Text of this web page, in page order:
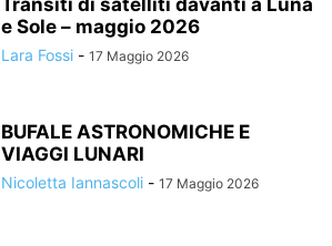
Transiti di satelliti davanti a Luna
e Sole – maggio 2026
Lara Fossi - 17 Maggio 2026
BUFALE ASTRONOMICHE E
VIAGGI LUNARI
Nicoletta Iannascoli - 17 Maggio 2026